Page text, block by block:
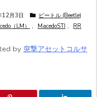
12月3日
ビートル (Beetle)
（LM）
, MacedoSTI , RR
by 突撃アセットコルサ